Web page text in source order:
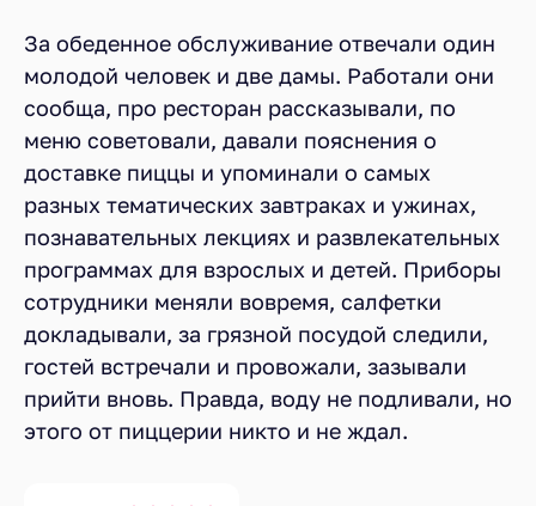
За обеденное обслуживание отвечали один
молодой человек и две дамы. Работали они
сообща, про ресторан рассказывали, по
меню советовали, давали пояснения о
доставке пиццы и упоминали о самых
разных тематических завтраках и ужинах,
познавательных лекциях и развлекательных
программах для взрослых и детей. Приборы
сотрудники меняли вовремя, салфетки
докладывали, за грязной посудой следили,
гостей встречали и провожали, зазывали
прийти вновь. Правда, воду не подливали, но
этого от пиццерии никто и не ждал.